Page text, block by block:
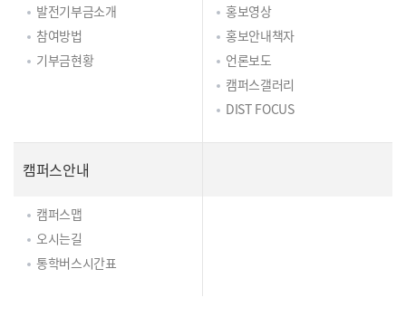
발전기부금소개
참여방법
기부금현황
홍보영상
홍보안내책자
언론보도
캠퍼스갤러리
DIST FOCUS
캠퍼스안내
캠퍼스맵
오시는길
통학버스시간표